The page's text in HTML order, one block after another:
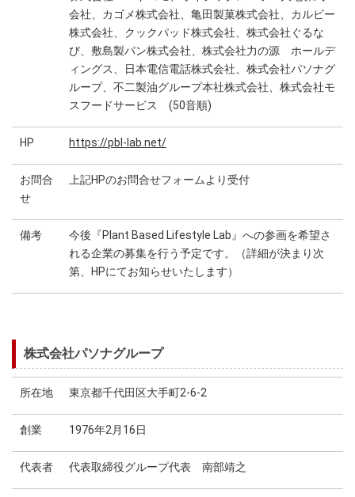
会社、カゴメ株式会社、亀田製菓株式会社、カルビー
株式会社、クックパッド株式会社、株式会社ぐるな
び、敷島製パン株式会社、株式会社力の源 ホールデ
ィングス、日本電信電話株式会社、株式会社パソナグ
ループ、不二製油グループ本社株式会社、株式会社モ
スフードサービス (50音順)
HP https://pbl-lab.net/
お問合
せ
上記HPのお問合せフォームより受付
備考
今後『Plant Based Lifestyle Lab』への参画を希望さ
れる企業の募集を行う予定です。（詳細が決まり次
第、HPにてお知らせいたします）
株式会社パソナグループ
所在地 東京都千代田区大手町2-6-2
創業 1976年2月16日
代表者 代表取締役グループ代表 南部靖之